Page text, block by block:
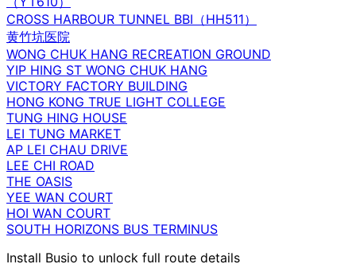
CROSS HARBOUR TUNNEL BBI（HH511）
黄竹坑医院
WONG CHUK HANG RECREATION GROUND
YIP HING ST WONG CHUK HANG
VICTORY FACTORY BUILDING
HONG KONG TRUE LIGHT COLLEGE
TUNG HING HOUSE
LEI TUNG MARKET
AP LEI CHAU DRIVE
LEE CHI ROAD
THE OASIS
YEE WAN COURT
HOI WAN COURT
SOUTH HORIZONS BUS TERMINUS
Install Busio to unlock full route details